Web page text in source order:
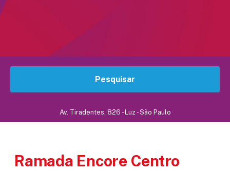
Pesquisar
Av. Tiradentes, 826 - Luz - São Paulo
Ramada Encore Centro